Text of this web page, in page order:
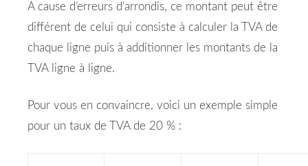
A cause d’erreurs d’arrondis, ce montant peut être
différent de celui qui consiste à calculer la TVA de
chaque ligne puis à additionner les montants de la
TVA ligne à ligne.
Pour vous en convaincre, voici un exemple simple
pour un taux de TVA de 20 % :